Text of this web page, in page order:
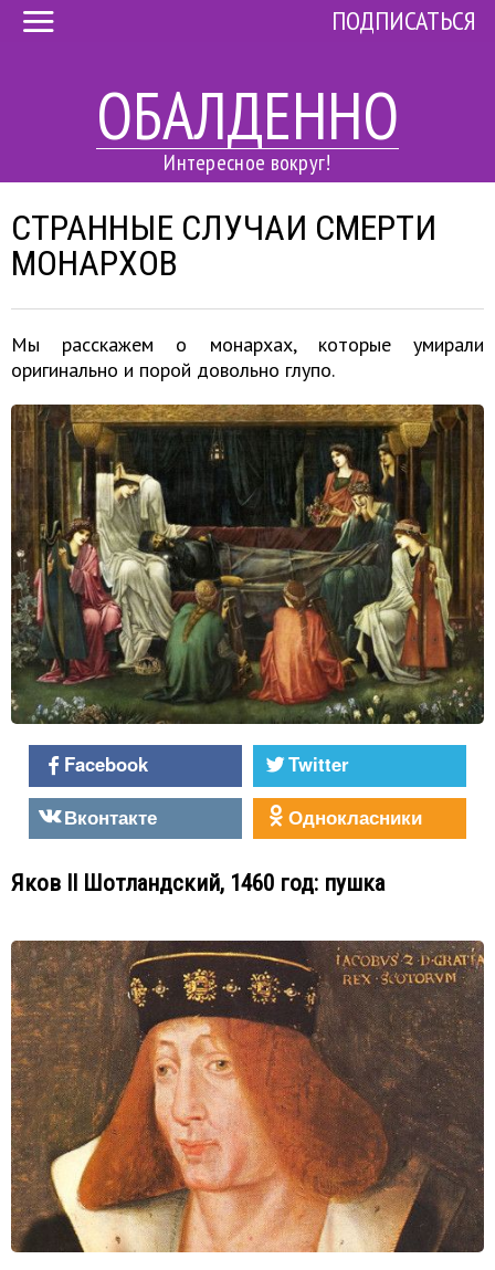
ОБАЛДЕННО
Интересное вокруг!
ПОДПИСАТЬСЯ
СТРАННЫЕ СЛУЧАИ СМЕРТИ
МОНАРХОВ
Мы расскажем о монархах, которые умирали
оригинально и порой довольно глупо.
Facebook
Twitter
Вконтакте
Однокласники
Яков II Шотландский, 1460 год: пушка